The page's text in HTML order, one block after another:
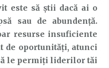
este să știi dacă ai o
sau de abundență.
resurse insuficiente
de oportunități, atunci
le permiți liderilor tăi